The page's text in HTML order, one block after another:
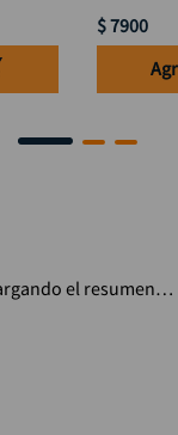
$7900
el resumen…